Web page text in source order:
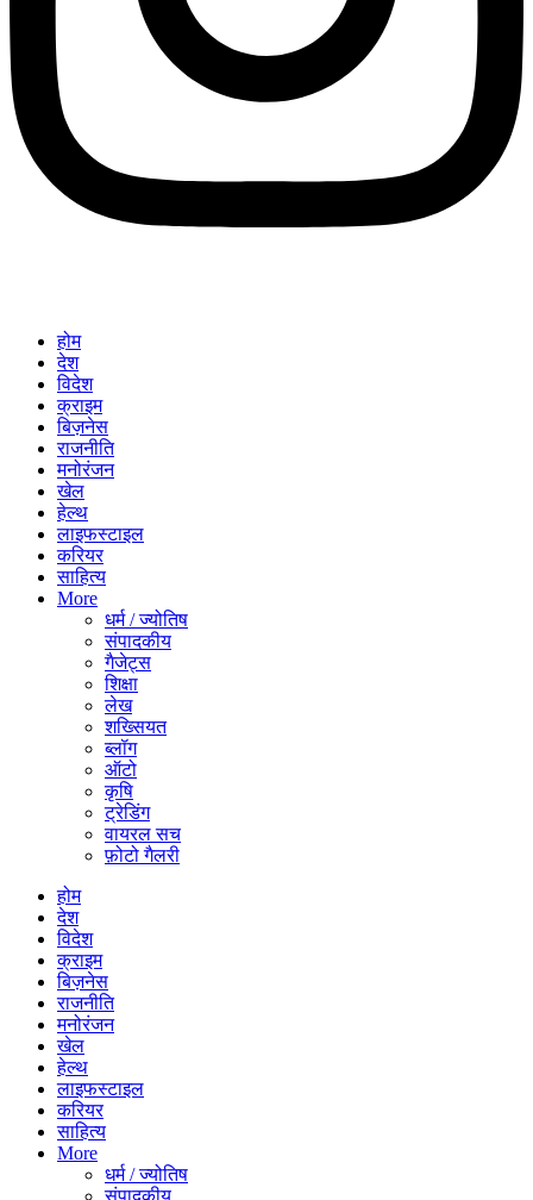
होम
देश
विदेश
क्राइम
बिज़नेस
राजनीति
मनोरंजन
खेल
हेल्थ
लाइफस्टाइल
करियर
साहित्य
More
धर्म / ज्योतिष
संपादकीय
गैजेट्स
शिक्षा
लेख
शख्सियत
ब्लॉग
ऑटो
कृषि
ट्रेडिंग
वायरल सच
फ़ोटो गैलरी
होम
देश
विदेश
क्राइम
बिज़नेस
राजनीति
मनोरंजन
खेल
हेल्थ
लाइफस्टाइल
करियर
साहित्य
More
धर्म / ज्योतिष
संपादकीय